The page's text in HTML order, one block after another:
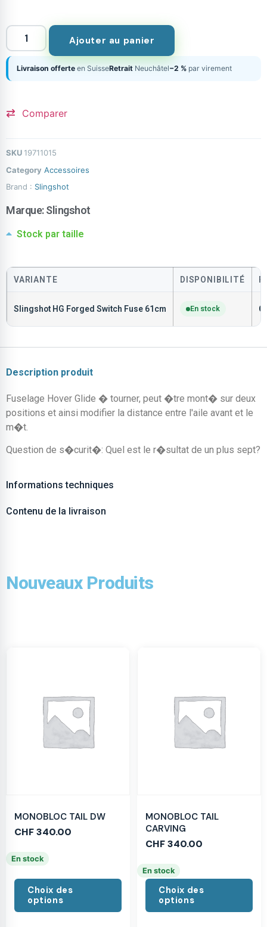
Ajouter au panier
Livraison offerte en SuisseRetrait Neuchâtel−2 % par virement
Comparer
SKU 19711015
Category Accessoires
Brand : Slingshot
Marque:Slingshot
Stock par taille
VARIANTE DISPONIBILITÉ
Slingshot HG Forged Switch Fuse 61cm En stock
Description produit
Fuselage Hover Glide � tourner, peut �tre mont� sur deux
positions et ainsi modifier la distance entre l'aile avant et le
m�t.
Question de s�curit�: Quel est le r�sultat de un plus sept?
Informations techniques
Contenu de la livraison
Nouveaux Produits
MONOBLOC TAIL DW
CHF340.00
En stock
Choix des
options
MONOBLOC TAIL
CARVING
CHF340.00
En stock
Choix des
options